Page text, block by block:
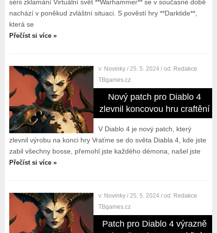
sérii zklamání Virtuální svět **Warhammer** se v současné době
nachází v poněkud zvláštní situaci. S pověstí hry **Darktide**,
která se
Přečíst si více »
v: Novinky / 25. 5. 2024 / od: Redakce
TBgames.cz
Nový patch pro Diablo 4
zlevnil koncovou hru craftění
V Diablo 4 je nový patch, který
zlevnil výrobu na konci hry Vraťme se do světa Diabla 4, kde jste
zabil všechny bosse, přemohl jste každého démona, našel jste
Přečíst si více »
v: Novinky / 25. 5. 2024 / od: Redakce
TBgames.cz
Patch pro Diablo 4 výrazně